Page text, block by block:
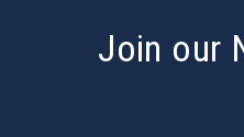
Join our